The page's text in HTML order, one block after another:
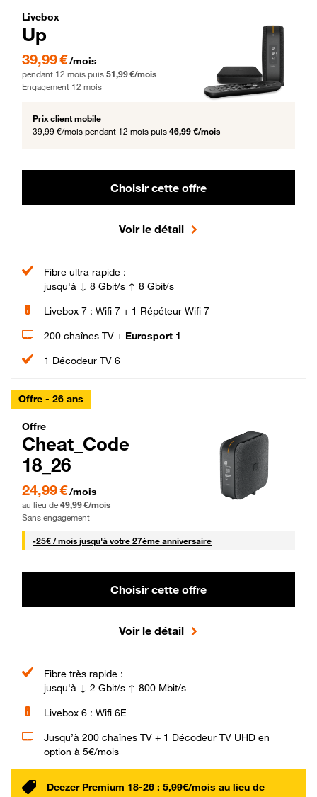
Livebox Up Fibre
Livebox
Up
39,99 € par mois pendant 12 mois puis 51,99 € par mois, Engagement 12 mois
39,99 €/mois
pendant 12 mois puis 51,99 €/mois
Engagement 12 mois
Prix client mobile
39,99 €/mois pendant 12 mois puis 46,99 €/mois
Choisir cette offre
Voir le détail
Fibre ultra rapide :
jusqu'à ↓ 8 Gbit/s ↑ 8 Gbit/s
Livebox 7 : Wifi 7 + 1 Répéteur Wifi 7
200 chaînes TV + Eurosport 1
1 Décodeur TV 6
Offre - 26 ans
Cheat_Code Fibre_18_26
Offre
Cheat_Code
18_26
24,99 € par mois pendant 0 mois puis 49,99 € par mois, Sans engagement
24,99 €/mois
au lieu de 49,99 €/mois
Sans engagement
-25€ / mois25 € par mois
jusqu'à votre 27ème anniversaire
Choisir cette offre
Voir le détail
Fibre très rapide :
jusqu'à ↓ 2 Gbit/s ↑ 800 Mbit/s
Livebox 6 : Wifi 6E
Jusqu’à 200 chaînes TV + 1 Décodeur TV UHD en
option à 5€/mois
Deezer Premium 18-26 : 5,99€/mois au lieu de